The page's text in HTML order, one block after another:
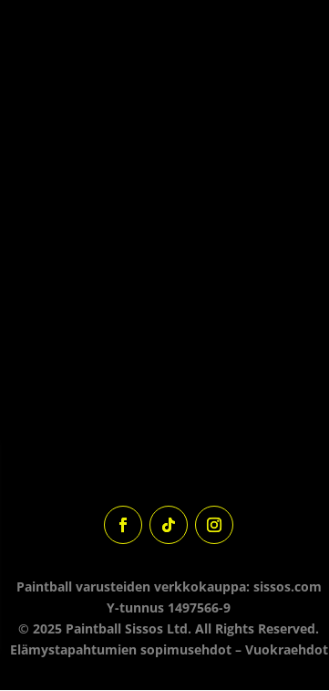
Paintball varusteiden verkkokauppa: sissos.com
Y-tunnus 1497566-9
© 2025 Paintball Sissos Ltd. All Rights Reserved.
Elämystapahtumien sopimusehdot– Vuokraehdot